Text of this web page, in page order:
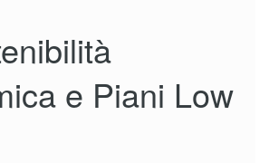
e Piani Low